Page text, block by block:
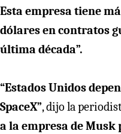
Esta empresa tiene
dólares en contratos
última década”.
“Estados Unidos
SpaceX”, dijo la
a la empresa de Musk